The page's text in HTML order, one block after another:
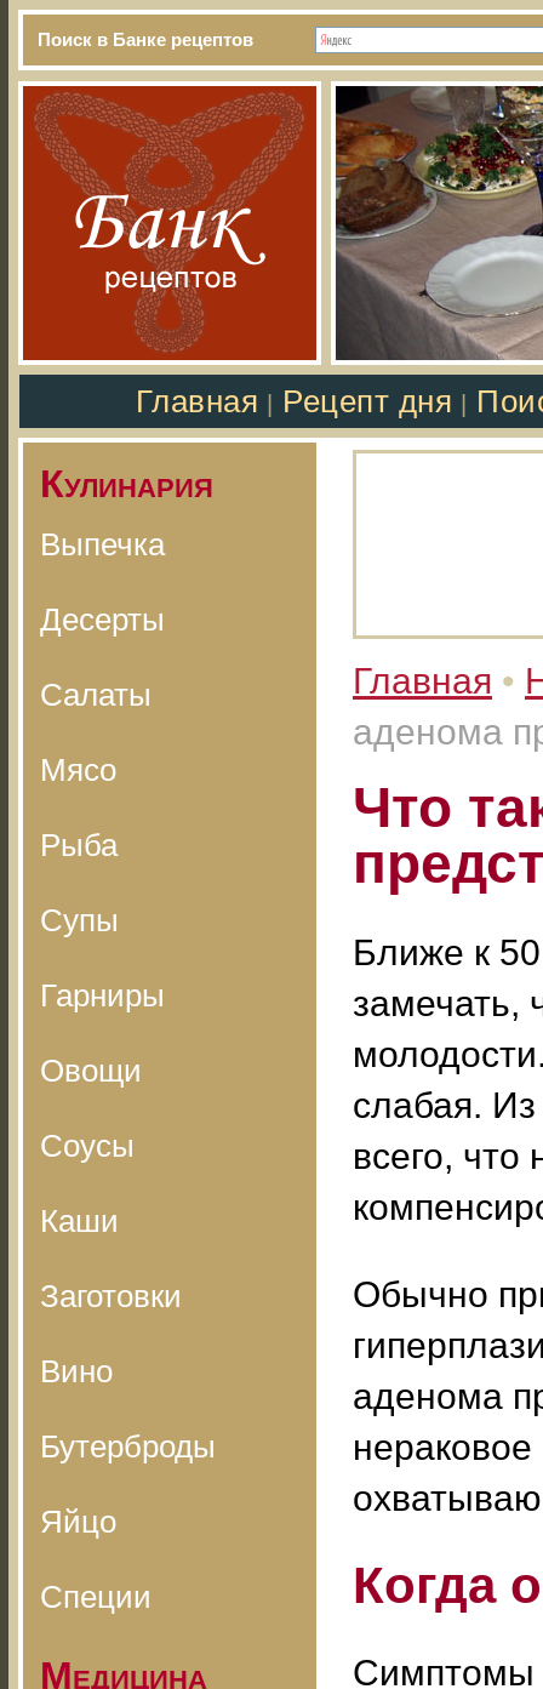
Поиск в Банке рецептов
Главная Рецепт дня
Кулинария
Выпечка
Десерты
Салаты
Мясо
Рыба
Супы
Гарниры
Овощи
Соусы
Каши
Заготовки
Вино
Бутерброды
Яйцо
Специи
Медицина
Главная •
аденома
Что
Ближе к
замечать,
слабая.
всего, что
Обычно
аденома
нераковое
Когда
Симптомы